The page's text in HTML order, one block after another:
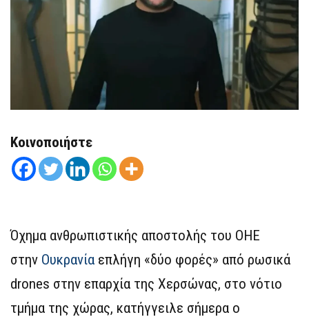
Κοινοποιήστε
Όχημα ανθρωπιστικής αποστολής του ΟΗΕ
στην Ουκρανία επλήγη «δύο φορές» από ρωσικά
drones στην επαρχία της Χερσώνας, στο νότιο
τμήμα της χώρας, κατήγγειλε σήμερα ο